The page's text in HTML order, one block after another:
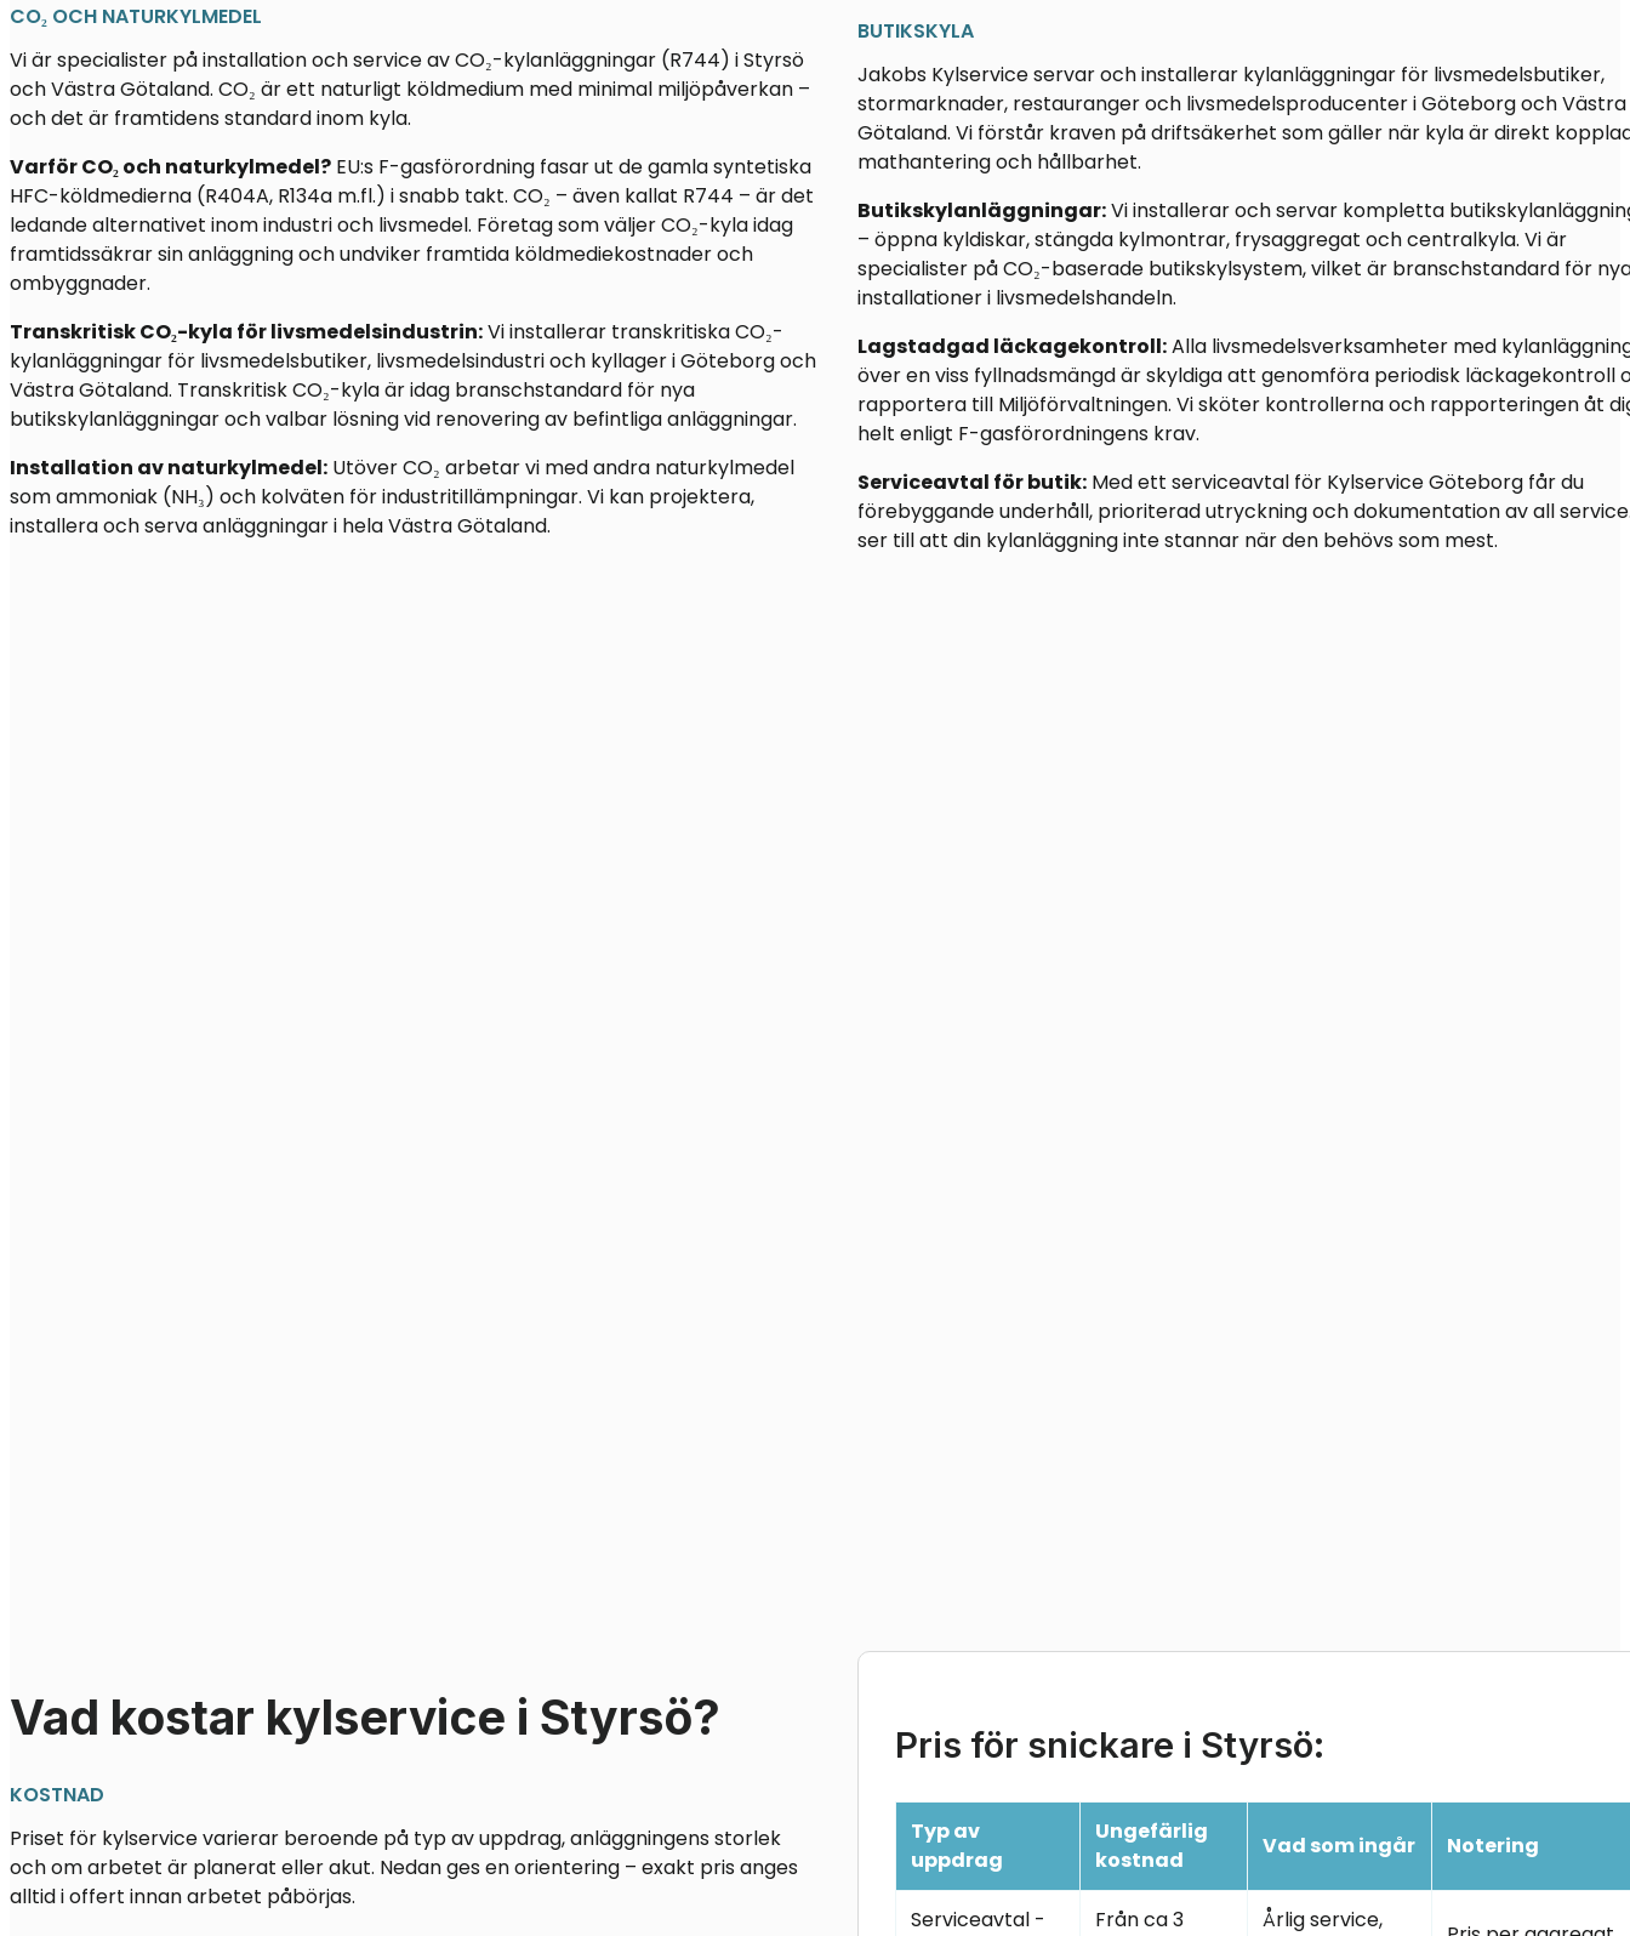
CO₂ OCH NATURKYLMEDEL
Vi är specialister på installation och service av CO₂-kylanläggningar (R744) iStyrsö
och Västra Götaland. CO₂ är ett naturligt köldmedium med minimal miljöpåverkan –
och det är framtidens standard inom kyla.
Varför CO₂ och naturkylmedel? EU:s F-gasförordning fasar ut de gamla syntetiska
HFC-köldmedierna (R404A, R134a m.fl.) i snabb takt. CO₂ – även kallat R744 – är det
ledande alternativet inom industri och livsmedel. Företag som väljer CO₂-kyla idag
framtidssäkrar sin anläggning och undviker framtida köldmediekostnader och
ombyggnader.
Transkritisk CO₂-kyla för livsmedelsindustrin:Vi installerar transkritiska CO₂-
kylanläggningar för livsmedelsbutiker, livsmedelsindustri och kyllager i Göteborg och
Västra Götaland. Transkritisk CO₂-kyla är idag branschstandard för nya
butikskylanläggningar och valbar lösning vid renovering av befintliga anläggningar.
Installation av naturkylmedel: Utöver CO₂ arbetar vi med andra naturkylmedel
som ammoniak (NH₃) och kolväten för industritillämpningar. Vi kan projektera,
installera och serva anläggningar i hela Västra Götaland.
BUTIKSKYLA
Jakobs Kylservice servar och installerar kylanläggningar för livsmedelsbutiker,
stormarknader, restauranger och livsmedelsproducenter i Göteborg och Västra
Götaland. Vi förstår kraven på driftsäkerhet som gäller när kyla är direkt
mathantering och hållbarhet.
Butikskylanläggningar:Vi installerar och servar kompletta
– öppna kyldiskar, stängda kylmontrar, frysaggregat och centralkyla. Vi är
specialister på CO₂-baserade butikskylsystem, vilket är branschstandard för
installationer i livsmedelshandeln.
Lagstadgad läckagekontroll:Alla livsmedelsverksamheter med
över en viss fyllnadsmängd är skyldiga att genomföra periodisk läckagekontroll
rapportera till Miljöförvaltningen. Vi sköter kontrollerna och rapporteringen åt
helt enligt F-gasförordningens krav.
Serviceavtal för butik: Med ett serviceavtal för Kylservice Göteborg får du
förebyggande underhåll, prioriterad utryckning och dokumentation av all
ser till att din kylanläggning inte stannar när den behövs som mest.
Vad kostar kylservice i Styrsö?
KOSTNAD
Priset för kylservice varierar beroende på typ av uppdrag, anläggningens storlek
och om arbetet är planerat eller akut. Nedan ges en orientering – exakt pris anges
alltid i offert innan arbetet påbörjas.
Pris för snickare i Styrsö:
Typ av
uppdrag
Ungefärlig
kostnad
Vad som ingår Notering
Serviceavtal -
Från ca 3
Årlig service,